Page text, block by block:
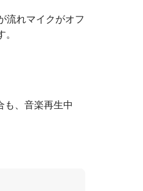
流れマイクがオフ
も、音楽再生中